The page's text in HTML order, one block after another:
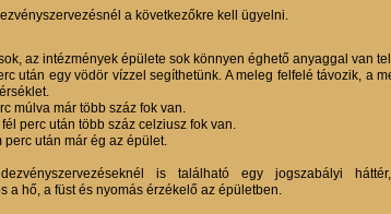
a következőkre kell ügyelni.
az intézmények épülete sok könnyen éghető anyaggal van
után egy vödör vízzel segíthetünk. A meleg felfelé távozik, a
múlva már több száz fok van.
fél perc után több száz celziusz fok van.
perc után már ég az épület.
is található egy jogszabályi
a hő, a füst és nyomás érzékelő az épületben.